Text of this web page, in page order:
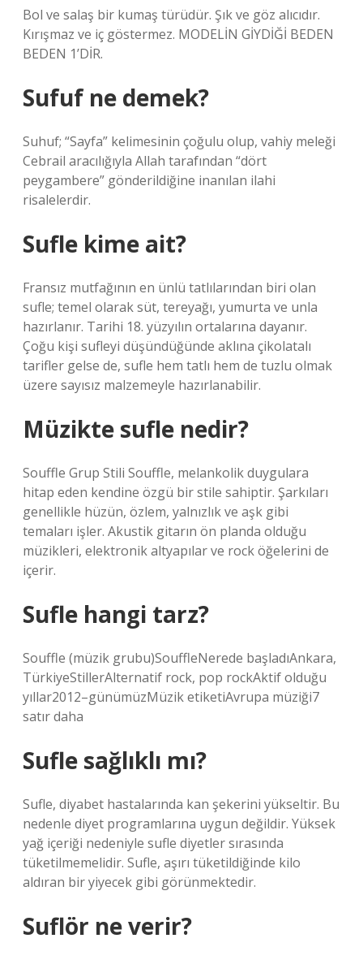
Bol ve salaş bir kumaş türüdür. Şık ve göz alıcıdır.
Kırışmaz ve iç göstermez. MODELİN GİYDİĞİ BEDEN
BEDEN 1’DİR.
Sufuf ne demek?
Suhuf; “Sayfa” kelimesinin çoğulu olup, vahiy meleği
Cebrail aracılığıyla Allah tarafından “dört
peygambere” gönderildiğine inanılan ilahi
risalelerdir.
Sufle kime ait?
Fransız mutfağının en ünlü tatlılarından biri olan
sufle; temel olarak süt, tereyağı, yumurta ve unla
hazırlanır. Tarihi 18. yüzyılın ortalarına dayanır.
Çoğu kişi sufleyi düşündüğünde aklına çikolatalı
tarifler gelse de, sufle hem tatlı hem de tuzlu olmak
üzere sayısız malzemeyle hazırlanabilir.
Müzikte sufle nedir?
Souffle Grup Stili Souffle, melankolik duygulara
hitap eden kendine özgü bir stile sahiptir. Şarkıları
genellikle hüzün, özlem, yalnızlık ve aşk gibi
temaları işler. Akustik gitarın ön planda olduğu
müzikleri, elektronik altyapılar ve rock öğelerini de
içerir.
Sufle hangi tarz?
Souffle (müzik grubu)SouffleNerede başladıAnkara,
TürkiyeStillerAlternatif rock, pop rockAktif olduğu
yıllar2012–günümüzMüzik etiketiAvrupa müziği7
satır daha
Sufle sağlıklı mı?
Sufle, diyabet hastalarında kan şekerini yükseltir. Bu
nedenle diyet programlarına uygun değildir. Yüksek
yağ içeriği nedeniyle sufle diyetler sırasında
tüketilmemelidir. Sufle, aşırı tüketildiğinde kilo
aldıran bir yiyecek gibi görünmektedir.
Suflör ne verir?